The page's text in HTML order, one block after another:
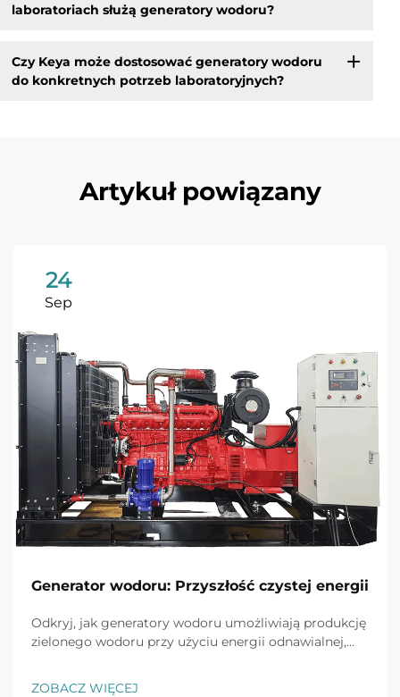
laboratoriach służą generatory wodoru?
Czy Keya może dostosować generatory wodoru
do konkretnych potrzeb laboratoryjnych?
Artykuł powiązany
24
Sep
Generator wodoru: Przyszłość czystej energii
Odkryj, jak generatory wodoru umożliwiają produkcję
zielonego wodoru przy użyciu energii odnawialnej,
ZOBACZ WIĘCEJ